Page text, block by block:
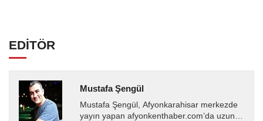
EDİTÖR
Mustafa Şengül
Mustafa Şengül, Afyonkarahisar merkezde
yayın yapan afyonkenthaber.com’da uzun